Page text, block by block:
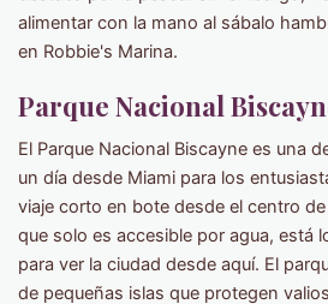
alimentar con la mano al sábalo
en Robbie's Marina.
Parque Nacional
El Parque Nacional Biscayne es una
un día desde Miami para los
viaje corto en bote desde el centro
que solo es accesible por agua, está
para ver la ciudad desde aquí. El
de pequeñas islas que protegen